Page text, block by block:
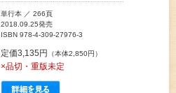
単行本 ／ 266頁
2018.09.25発売
ISBN 978-4-309-27976-3
定価3,135円 （本体2,850円）
×品切・重版未定